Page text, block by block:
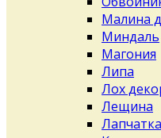
Малина
Миндаль
Магония
Липа
Лох
Лещина
Лапчатка